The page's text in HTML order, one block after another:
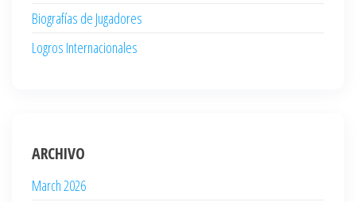
Biografías de Jugadores
Logros Internacionales
ARCHIVO
March 2026